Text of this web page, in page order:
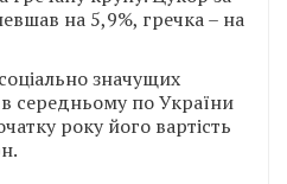
на 5,9%, гречка – на
значущих
середньому по України
року його вартість